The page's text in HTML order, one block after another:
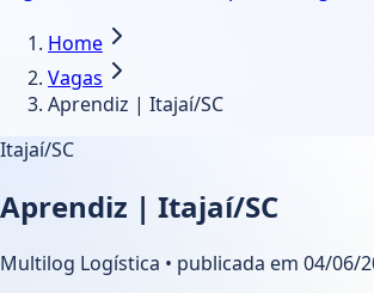
Home
Vagas
Aprendiz | Itajaí/SC
Itajaí/SC
Aprendiz | Itajaí/SC
Multilog Logística • publicada em 04/06/